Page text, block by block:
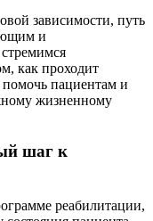
зависимости, путь
и
как проходит
пациентам и
жизненному
шаг к
реабилитации,